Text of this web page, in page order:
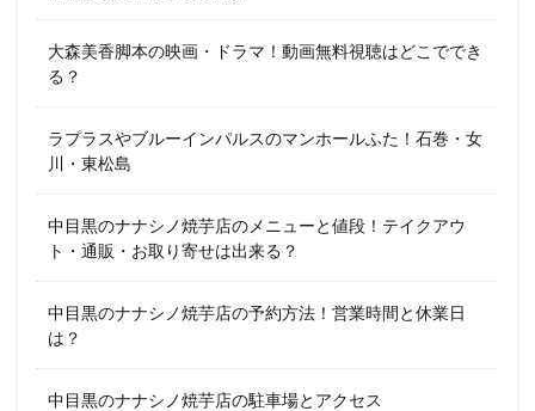
大森美香脚本の映画・ドラマ！動画無料視聴はどこででき
る？
ラプラスやブルーインパルスのマンホールふた！石巻・女
川・東松島
中目黒のナナシノ焼芋店のメニューと値段！テイクアウ
ト・通販・お取り寄せは出来る？
中目黒のナナシノ焼芋店の予約方法！営業時間と休業日
は？
中目黒のナナシノ焼芋店の駐車場とアクセス